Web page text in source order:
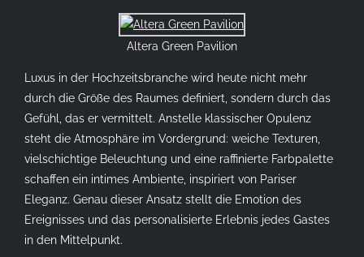
Altera Green Pavilion
Luxus in der Hochzeitsbranche wird heute nicht mehr
durch die Größe des Raumes definiert, sondern durch das
Gefühl, das er vermittelt. Anstelle klassischer Opulenz
steht die Atmosphäre im Vordergrund: weiche Texturen,
vielschichtige Beleuchtung und eine raffinierte Farbpalette
schaffen ein intimes Ambiente, inspiriert von Pariser
Eleganz. Genau dieser Ansatz stellt die Emotion des
Ereignisses und das personalisierte Erlebnis jedes Gastes
in den Mittelpunkt.